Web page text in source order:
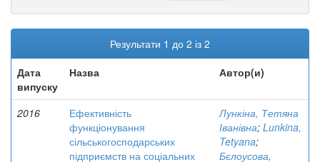
Результати 1 до 2 із 2
Дата
випуску
Назва Автор(и)
2016
Ефективність
функціонування
сільськогосподарських
підприємств на соціальних
Лункіна, Тетяна
Іванівна; Lunkina,
Tetyana;
Бєлоусова,